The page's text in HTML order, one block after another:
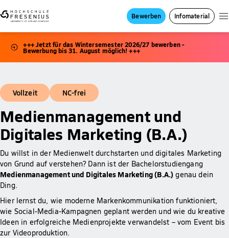
Bewerben Infomaterial
+++ Jetzt für das Wintersemester 2026/27 bewerben -
Bewerbung bis 31. August möglich! +++
Vollzeit NC-frei
Medienmanagement und
Digitales Marketing (B.A.)
Du willst in der Medienwelt durchstarten und digitales Marketing
von Grund auf verstehen? Dann ist der Bachelorstudiengang
Medienmanagement und Digitales Marketing (B.A.) genau dein
Ding.
Hier lernst du, wie moderne Markenkommunikation funktioniert,
wie Social-Media-Kampagnen geplant werden und wie du kreative
Ideen in erfolgreiche Medienprojekte verwandelst – vom Event bis
zur Videoproduktion.